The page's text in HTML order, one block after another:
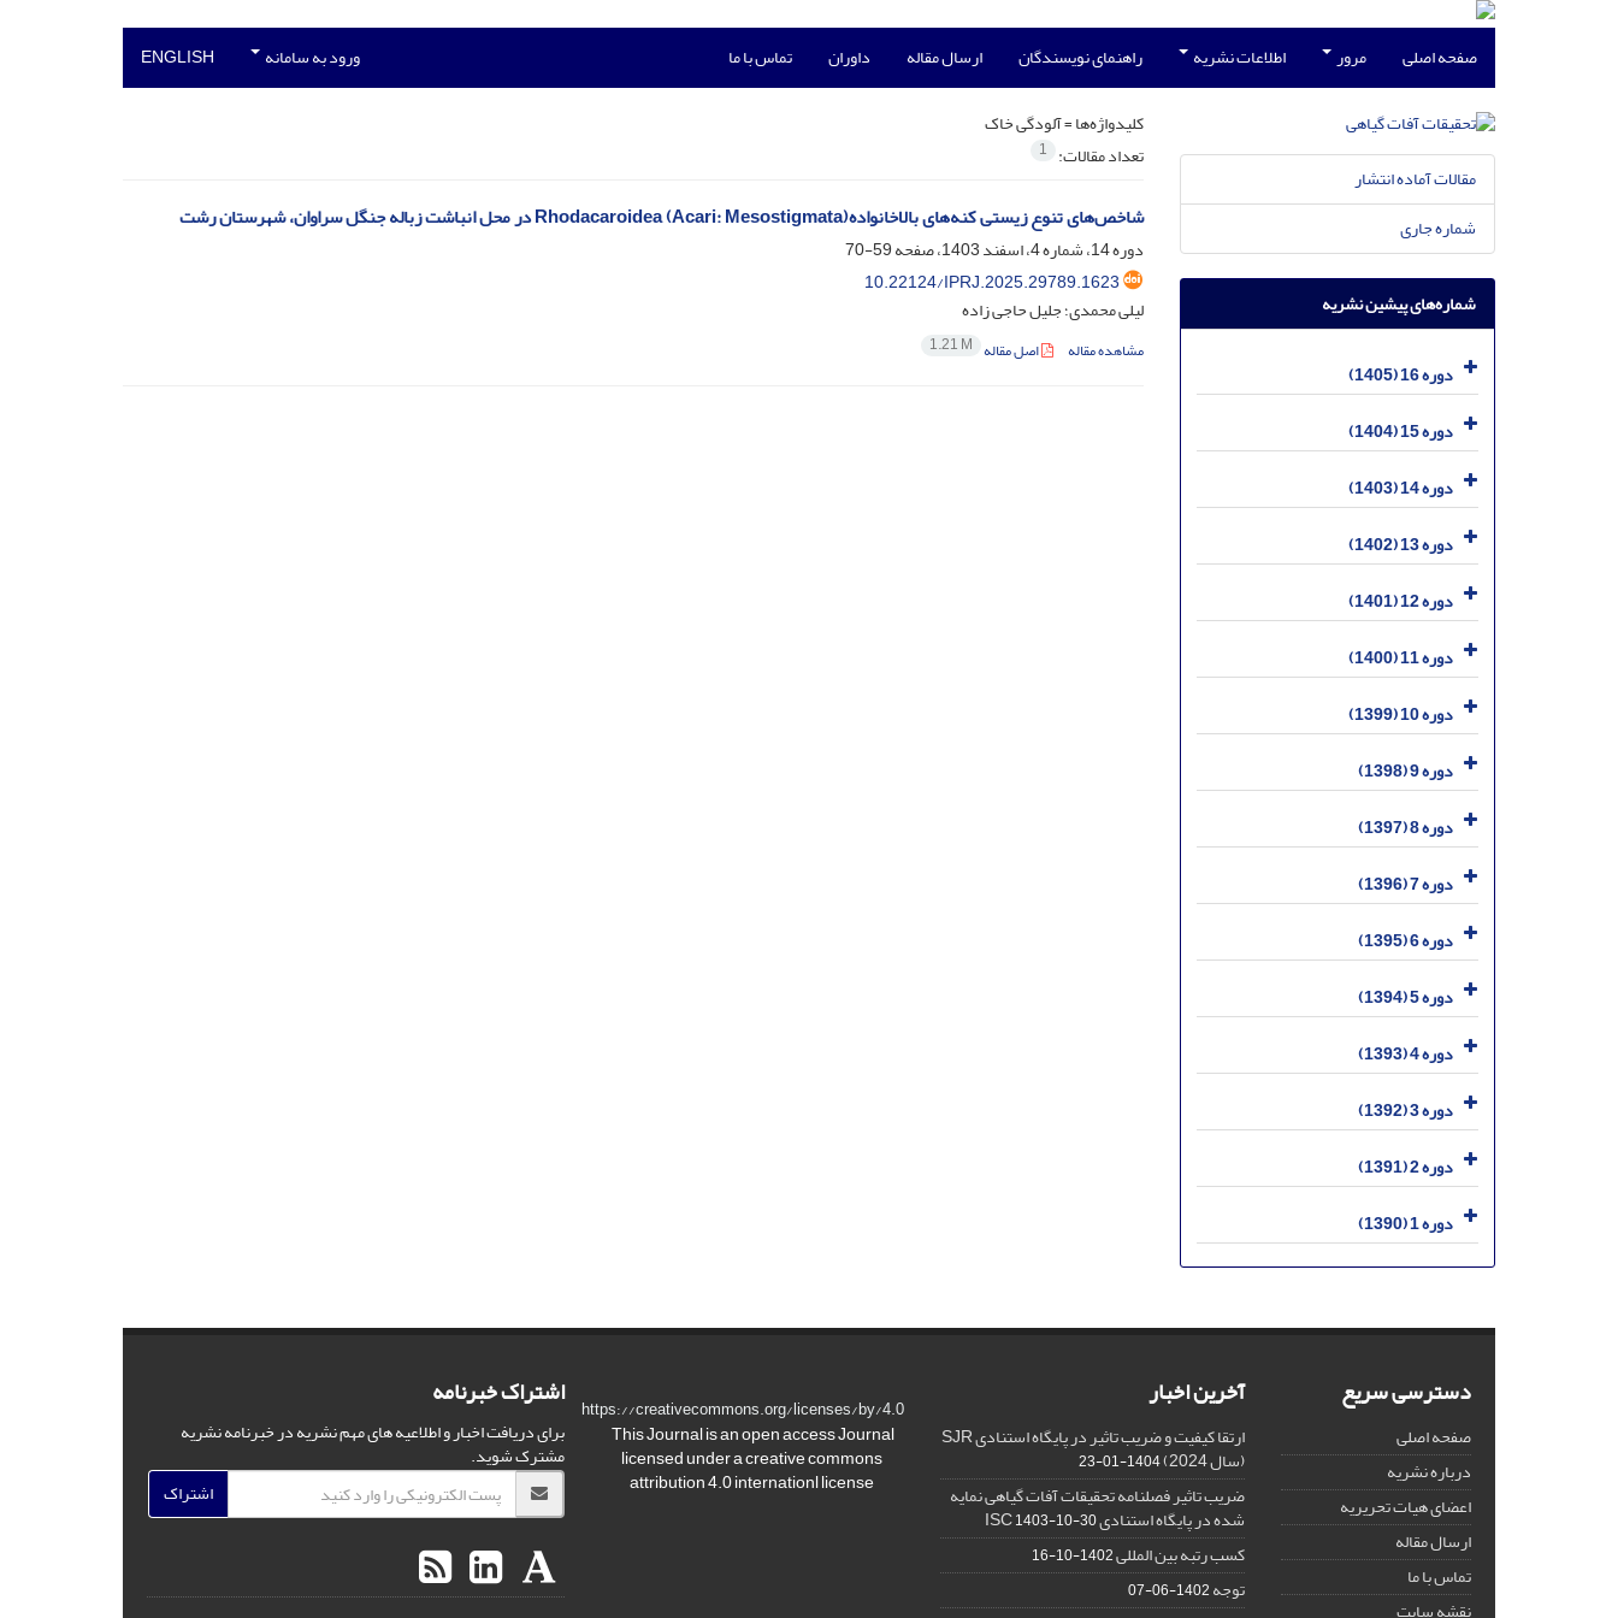
صفحه اصلی مرور اطلاعات نشریه راهنمای نویسندگان ارسال مقاله داوران تماس با ما ورود به سامانه ENGLISH
کلیدواژه‌ها =آلودگی خاک
تعداد مقالات: 1
شاخص‌های تنوع زیستی کنه‌های بالاخانوادهRhodacaroidea (Acari: Mesostigmata) در محل انباشت زباله جنگل سراوان، شهرستان رشت
دوره 14، شماره 4، اسفند 1403، صفحه
59-70
10.22124/IPRJ.2025.29789.1623
لیلی محمدی؛ جلیل حاجی زاده
مشاهده مقاله اصل مقاله 1.21 M
مقالات آماده انتشار
شماره جاری
شماره‌های پیشین نشریه
دوره 16 (1405)
دوره 15 (1404)
دوره 14 (1403)
دوره 13 (1402)
دوره 12 (1401)
دوره 11 (1400)
دوره 10 (1399)
دوره 9 (1398)
دوره 8 (1397)
دوره 7 (1396)
دوره 6 (1395)
دوره 5 (1394)
دوره 4 (1393)
دوره 3 (1392)
دوره 2 (1391)
دوره 1 (1390)
دسترسی سریع
صفحه اصلی
درباره نشریه
اعضای هیات تحریریه
ارسال مقاله
تماس با ما
نقشه سایت
آخرین اخبار
ارتقا کیفیت و ضریب تاثیر در پایگاه استنادی SJR
(سال 2024) 1404-01-23
ضریب تاثیر فصلنامه تحقیقات آفات گیاهی نمایه
شده در پایگاه استنادی ISC1403-10-30
کسب رتبه بین المللی1402-10-16
توجه1402-06-07
https://creativecommons.org/licenses/by/4.0
This Journal is an open access Journal
licensed under a creative commons
attribution 4.0 internationl license
اشتراک خبرنامه
برای دریافت اخبار و اطلاعیه های مهم نشریه در خبرنامه نشریه
مشترک شوید.
اشتراک